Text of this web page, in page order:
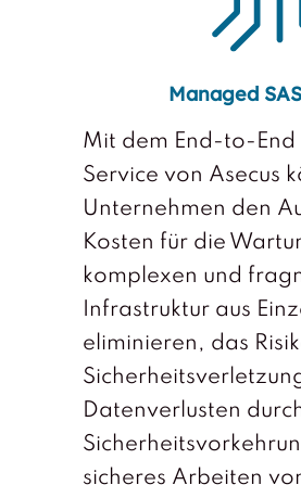
Managed
Mit dem End-to-End
Service von Asecus
Unternehmen den
Kosten für die
komplexen und
Infrastruktur aus
eliminieren, das
Datenverlusten
sicheres Arbeiten